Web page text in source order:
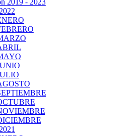
2019 - 2023